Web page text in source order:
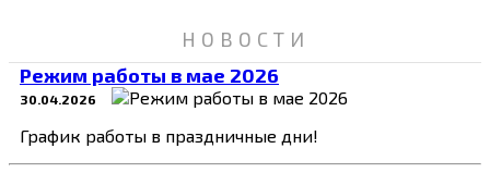
НОВОСТИ
Режим работы в мае 2026
30.04.2026
График работы в праздничные дни!